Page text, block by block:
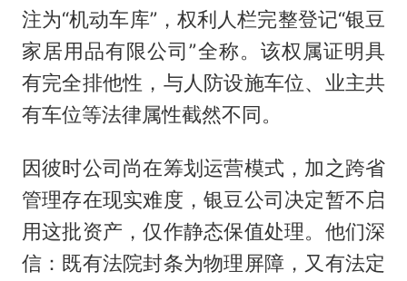
注为“机动车库”，权利人栏完整登记“银豆
家居用品有限公司”全称。该权属证明具
有完全排他性，与人防设施车位、业主共
有车位等法律属性截然不同。
因彼时公司尚在筹划运营模式，加之跨省
管理存在现实难度，银豆公司决定暂不启
用这批资产，仅作静态保值处理。他们深
信：既有法院封条为物理屏障，又有法定